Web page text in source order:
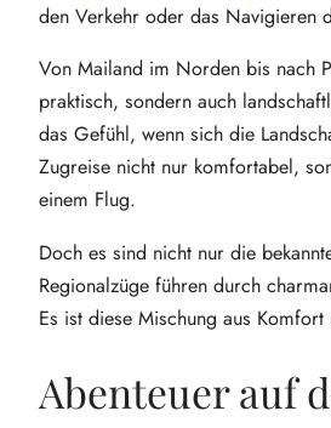
den Verkehr oder das Navigieren
Von Mailand im Norden bis nach
praktisch, sondern auch
das Gefühl, wenn sich die
Zugreise nicht nur komfortabel,
einem Flug.
Doch es sind nicht nur die
Regionalzüge führen durch
Es ist diese Mischung aus
Abenteuer auf